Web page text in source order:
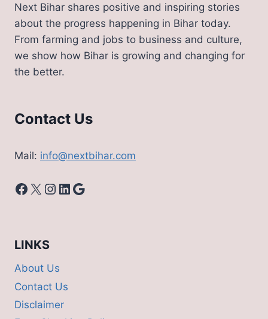
होगा
ऑनलाइन
आवेदन
Next Bihar shares positive and inspiring stories
about the progress happening in Bihar today.
From farming and jobs to business and culture,
we show how Bihar is growing and changing for
the better.
Contact Us
Mail: info@nextbihar.com
Facebook
X Instagram
LinkedIn
Google
LINKS
About Us
Contact Us
Disclaimer